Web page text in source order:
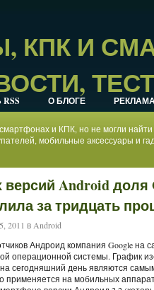
КПК И
О БЛОГЕ
и КПК, но не могли
мобильные аксессуары и
версий Android доля
за тридцать
2011 в Android
Андроид компания Google на
операционной системы. График
сегодняшний день являются
применяется на мобильных